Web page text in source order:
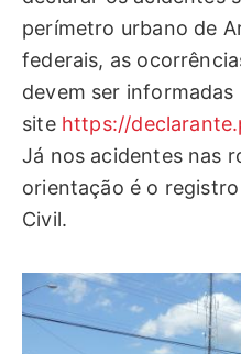
perímetro urbano de
federais, as
devem ser informadas
site https://
Já nos acidentes nas
orientação é o
Civil.